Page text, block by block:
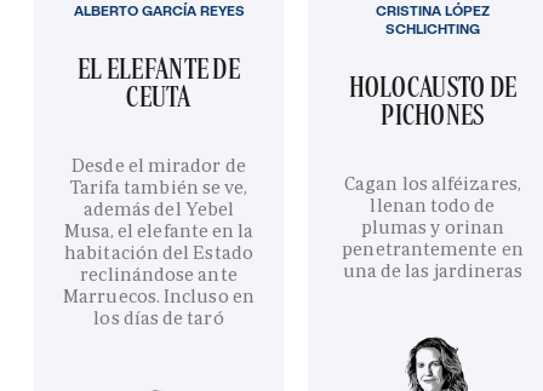
EL ELEFANTE DE
CEUTA
Desde el mirador de
Tarifa también se ve,
además del Yebel
Musa, el elefante en la
habitación del Estado
reclinándose ante
Marruecos. Incluso en
los días de taró
ALBERTO GARCÍA REYES
HOLOCAUSTO DE
PICHONES
Cagan los alféizares,
llenan todo de
plumas y orinan
penetrantemente en
una de las jardineras
CRISTINA LÓPEZ
SCHLICHTING